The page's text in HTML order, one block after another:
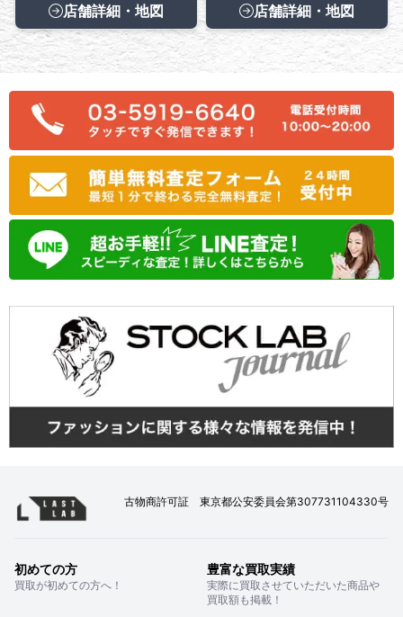
店舗詳細・地図 店舗詳細・地図
古物商許可証 東京都公安委員会第307731104330号
初めての方
買取が初めての方へ！
豊富な買取実績
実際に買取させていただいた商品や
買取額も掲載！